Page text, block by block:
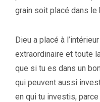
grain soit placé dans le
Dieu a placé à
extraordinaire et toute
que si tu es dans un
qui peuvent aussi
en qui tu investis,